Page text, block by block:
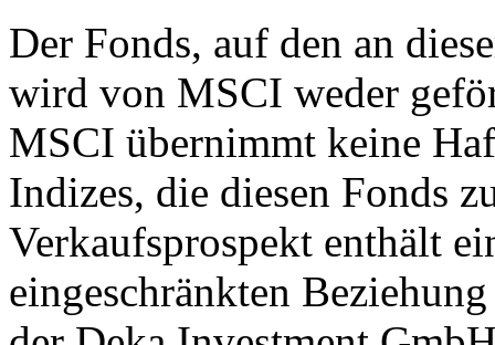
Der Fonds, auf den an
wird von MSCI weder
MSCI übernimmt keine
Indizes, die diesen Fonds
Verkaufsprospekt enthält
eingeschränkten